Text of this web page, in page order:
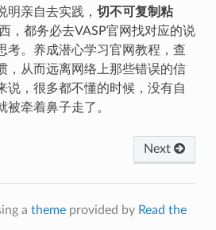
明亲自去实践， 切不可复制粘
，都务必去VASP官网找对应的说
考。养成潜心学习官网教程，查
，从而远离网络上那些错误的信
说，很多都不懂的时候，没有自
被牵着鼻子走了。
Next
a themeprovided by Read the